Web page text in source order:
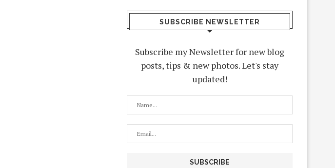
SUBSCRIBE NEWSLETTER
Subscribe my Newsletter for new blog
posts, tips & new photos. Let's stay
updated!